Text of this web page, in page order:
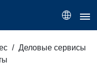
Деловые сервисы